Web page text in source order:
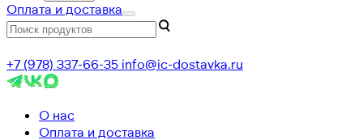
Оплата и доставка
+7 (978) 337-66-35 info@ic-dostavka.ru
О нас
Оплата и доставка